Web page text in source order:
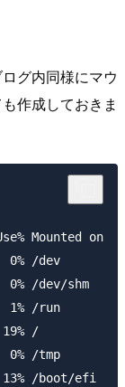
グ内同様にマウ
作成しておきま
Mounted on
/dev
/dev/shm
/run
/
/tmp
13% /boot/efi